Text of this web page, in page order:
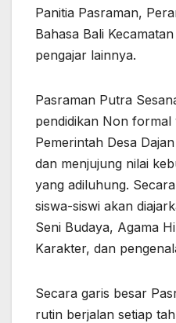
Panitia Pasraman,
Bahasa Bali
pengajar lainnya.
Pasraman Putra
pendidikan Non
Pemerintah Desa
dan menjujung nilai
yang adiluhung.
siswa-siswi akan
Seni Budaya, Agama
Karakter, dan
Secara garis besar
rutin berjalan setiap